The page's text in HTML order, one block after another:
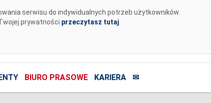
serwisu do indywidualnych potrzeb użytkowników.
prywatności przeczytasz tutaj
BIURO PRASOWE KARIERA ✉